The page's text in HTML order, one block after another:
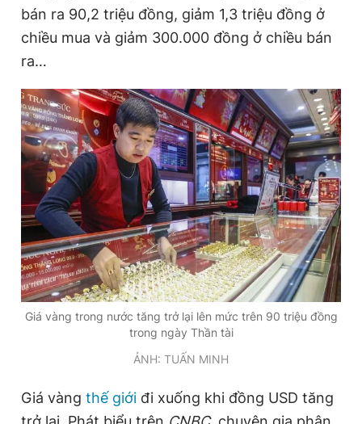
bán ra 90,2 triệu đồng, giảm 1,3 triệu đồng ở
chiều mua và giảm 300.000 đồng ở chiều bán
ra…
Giá vàng trong nước tăng trở lại lên mức trên 90 triệu đồng
trong ngày Thần tài
ẢNH: TUẤN MINH
Giá vàng thế giới đi xuống khi đồng USD tăng